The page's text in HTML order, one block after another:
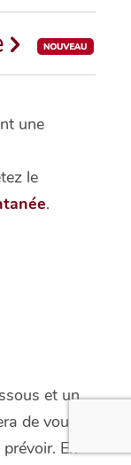
une
le
.
et un
de vous.
En